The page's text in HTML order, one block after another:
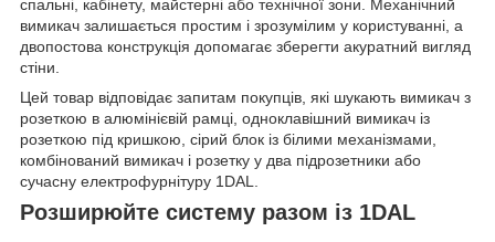
спальні, кабінету, майстерні або технічної зони. Механічний
вимикач залишається простим і зрозумілим у користуванні, а
двопостова конструкція допомагає зберегти акуратний вигляд
стіни.
Цей товар відповідає запитам покупців, які шукають вимикач з
розеткою в алюмінієвій рамці, одноклавішний вимикач із
розеткою під кришкою, сірий блок із білими механізмами,
комбінований вимикач і розетку у два підрозетники або
сучасну електрофурнітуру 1DAL.
Розширюйте систему разом із 1DAL